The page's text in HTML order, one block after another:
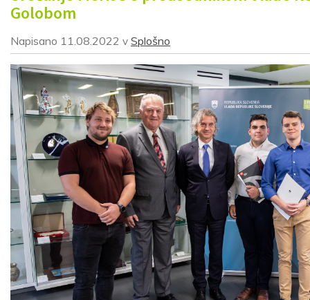
Golobom
Napisano 11.08.2022 v Splošno